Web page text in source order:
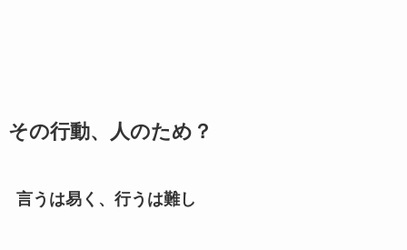
その行動、人のため？
言うは易く、行うは難し